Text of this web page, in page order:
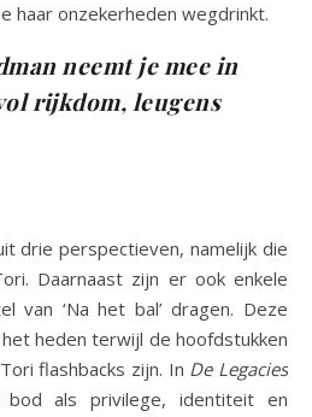
haar onzekerheden wegdrinkt.
neemt je mee in
rijkdom, leugens
drie perspectieven, namelijk die
Daarnaast zijn er ook enkele
van ‘Na het bal’ dragen. Deze
heden terwijl de hoofdstukken
flashbacks zijn. In De Legacies
bod als privilege, identiteit en